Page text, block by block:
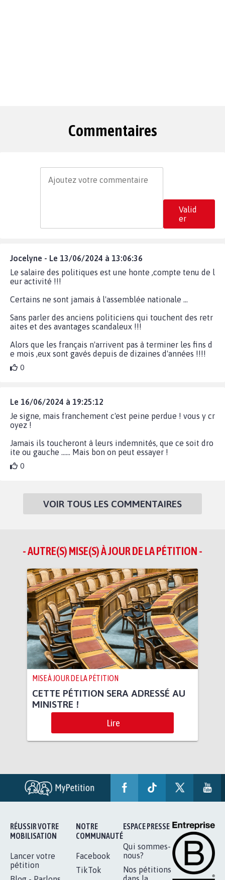
Commentaires
Valid
er
Jocelyne - Le 13/06/2024 à 13:06:36
Le salaire des politiques est une honte ,compte tenu de l
eur activité !!!
Certains ne sont jamais à l'assemblée nationale ...
Sans parler des anciens politiciens qui touchent des retr
aites et des avantages scandaleux !!!
Alors que les français n'arrivent pas à terminer les fins d
e mois ,eux sont gavés depuis de dizaines d'années !!!!
0
Le 16/06/2024 à 19:25:12
Je signe, mais franchement c'est peine perdue ! vous y cr
oyez !
Jamais ils toucheront à leurs indemnités, que ce soit dro
ite ou gauche ...... Mais bon on peut essayer !
0
VOIR TOUS LES COMMENTAIRES
- AUTRE(S) MISE(S) À JOUR DE LA PÉTITION -
MISE À JOUR DE LA PÉTITION
CETTE PÉTITION SERA ADRESSÉ AU
MINISTRE !
Lire
RÉUSSIR VOTRE
MOBILISATION
Lancer votre
pétition
NOTRE
COMMUNAUTÉ
Facebook
TikTok
ESPACE PRESSE
Qui sommes-
nous?
Nos pétitions